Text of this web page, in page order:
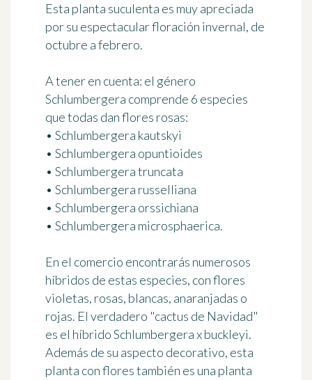
Esta planta suculenta es muy apreciada
por su espectacular floración invernal, de
octubre a febrero.
A tener en cuenta: el género
Schlumbergera comprende 6 especies
que todas dan flores rosas:
• Schlumbergera kautskyi
• Schlumbergera opuntioides
• Schlumbergera truncata
• Schlumbergera russelliana
• Schlumbergera orssichiana
• Schlumbergera microsphaerica.
En el comercio encontrarás numerosos
híbridos de estas especies, con flores
violetas, rosas, blancas, anaranjadas o
rojas. El verdadero "cactus de Navidad"
es el híbrido Schlumbergera x buckleyi.
Además de su aspecto decorativo, esta
planta con flores también es una planta